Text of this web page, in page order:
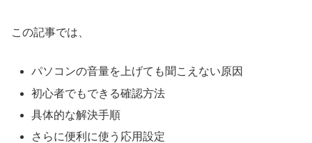
この記事では、
パソコンの音量を上げても聞こえない原因
初心者でもできる確認方法
具体的な解決手順
さらに便利に使う応用設定